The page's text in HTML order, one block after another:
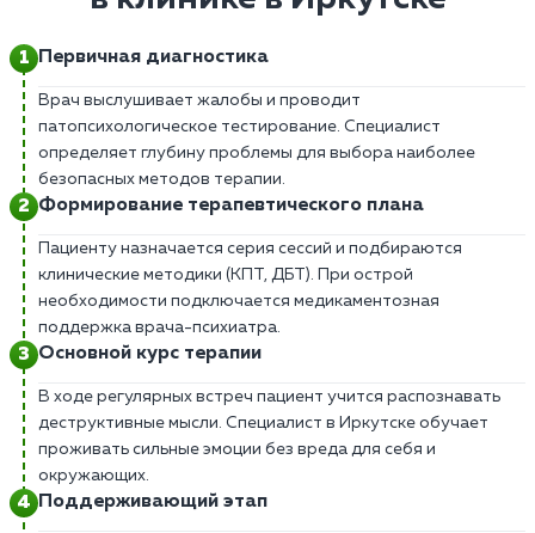
Первичная диагностика
Врач выслушивает жалобы и проводит
патопсихологическое тестирование. Специалист
определяет глубину проблемы для выбора наиболее
безопасных методов терапии.
Формирование терапевтического плана
Пациенту назначается серия сессий и подбираются
клинические методики (КПТ, ДБТ). При острой
необходимости подключается медикаментозная
поддержка врача-психиатра.
Основной курс терапии
В ходе регулярных встреч пациент учится распознавать
деструктивные мысли. Специалист в Иркутске обучает
проживать сильные эмоции без вреда для себя и
окружающих.
Поддерживающий этап